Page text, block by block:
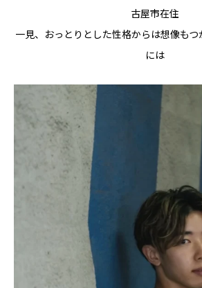
古屋市在住
一見、おっとりとした性格からは想像も
には